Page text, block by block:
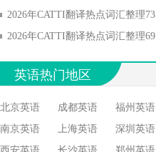
2026年CATTI翻译热点词汇整理73
2026年CATTI翻译热点词汇整理69
英语热门地区
北京英语 成都英语 福州英语
南京英语
上海英语 深圳英语